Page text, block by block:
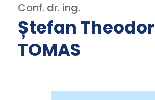
Conf. dr. ing.
Ștefan Theodor
TOMAS